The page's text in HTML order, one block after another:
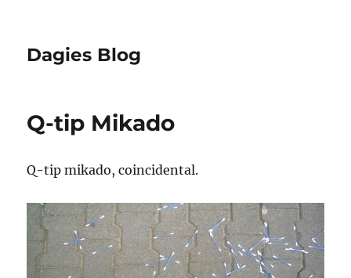
Dagies Blog
Q-tip Mikado
Q-tip mikado, coincidental.